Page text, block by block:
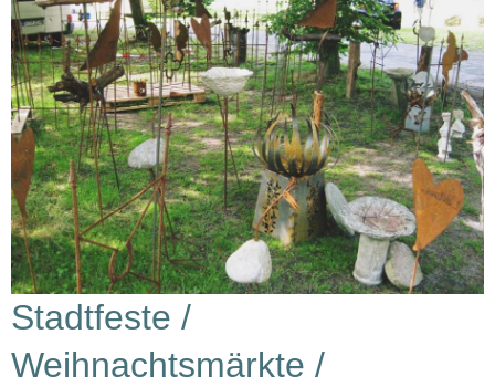
Stadtfeste /
Weihnachtsmärkte /